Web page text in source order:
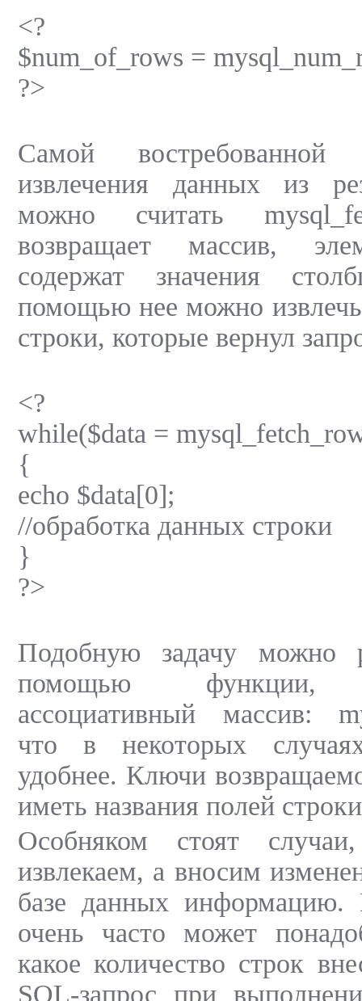
<?
$num_of_rows =
?>
Самой
извлечения данных из
можно считать
возвращает массив,
содержат значения
помощью нее можно извлечь
строки, которые вернул
<?
while($data =
{
echo $data[0];
//обработка данных строки
}
?>
Подобную задачу можно
помощью функции,
ассоциативный массив:
что в некоторых
удобнее. Ключи
иметь названия полей
Особняком стоят
извлекаем, а вносим
базе данных информацию.
очень часто может
какое количество строк
SQL-запрос при